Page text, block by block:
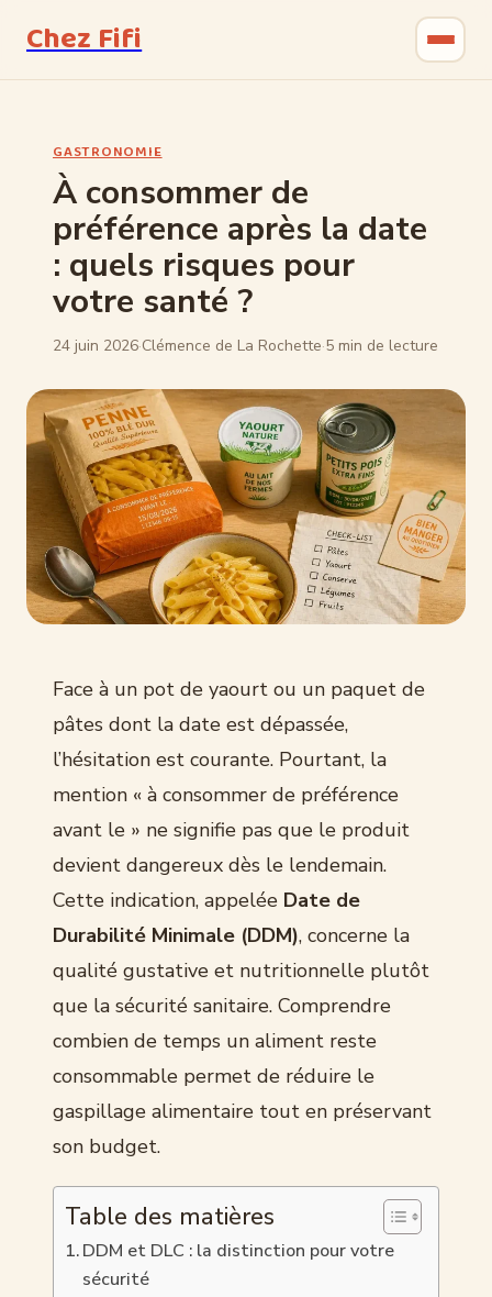
Chez Fifi
Bricolage
Jardinage
Maison & Déco
GASTRONOMIE
À consommer de
préférence après la date
: quels risques pour
votre santé ?
24 juin 2026·Clémence de La Rochette·5 min de lecture
Face à un pot de yaourt ou un paquet de
pâtes dont la date est dépassée,
l’hésitation est courante. Pourtant, la
mention « à consommer de préférence
avant le » ne signifie pas que le produit
devient dangereux dès le lendemain.
Cette indication, appelée Date de
Durabilité Minimale (DDM), concerne la
qualité gustative et nutritionnelle plutôt
que la sécurité sanitaire. Comprendre
combien de temps un aliment reste
consommable permet de réduire le
gaspillage alimentaire tout en préservant
son budget.
Table des matières
DDM et DLC : la distinction pour votre
sécurité